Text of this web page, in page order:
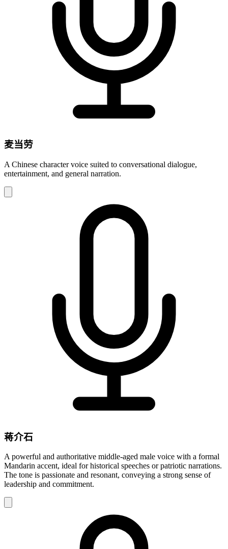
麦当劳
A Chinese character voice suited to conversational dialogue,
entertainment, and general narration.
蒋介石
A powerful and authoritative middle-aged male voice with a formal
Mandarin accent, ideal for historical speeches or patriotic narrations.
The tone is passionate and resonant, conveying a strong sense of
leadership and commitment.